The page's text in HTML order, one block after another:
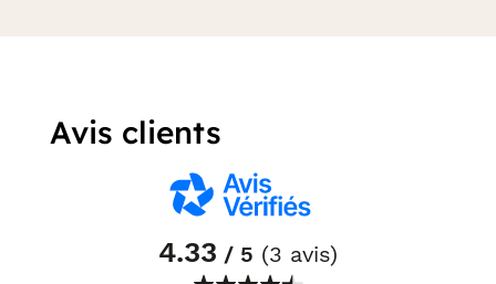
Avis clients
4.33 / 5 (3 avis)